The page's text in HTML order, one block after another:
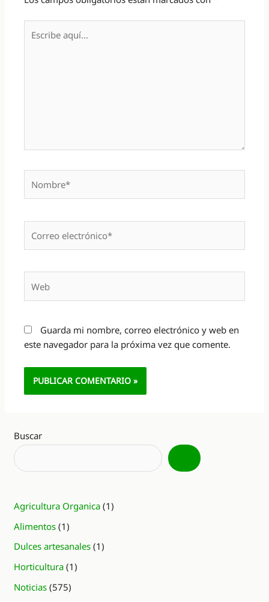
aquí...
electrónico*
Guarda mi nombre, correo electrónico y web en
este navegador para la próxima vez que comente.
Buscar
Agricultura Organica (1)
Alimentos (1)
Dulces artesanales (1)
Horticultura (1)
Noticias (575)